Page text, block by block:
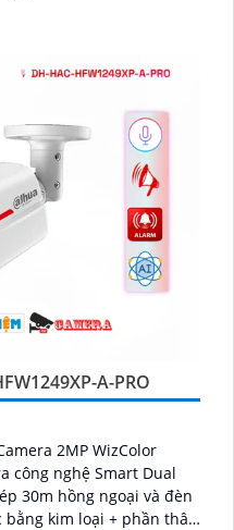
A-PRO
2MP WizColor
công nghệ Smart Dual
30m hồng ngoại và đèn
bằng kim loại + phần thân